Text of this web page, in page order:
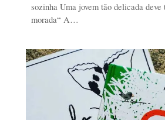
sozinha Uma jovem tão delicada deve
morada“ A…